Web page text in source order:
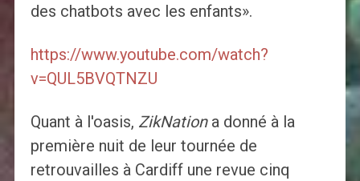
des chatbots avec les enfants».
https://www.youtube.com/watch?
v=QUL5BVQTNZU
Quant à l'oasis, ZikNationa donné à la
première nuit de leur tournée de
retrouvailles à Cardiff une revue cinq